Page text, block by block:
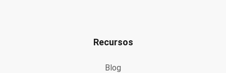
Recursos
Blog